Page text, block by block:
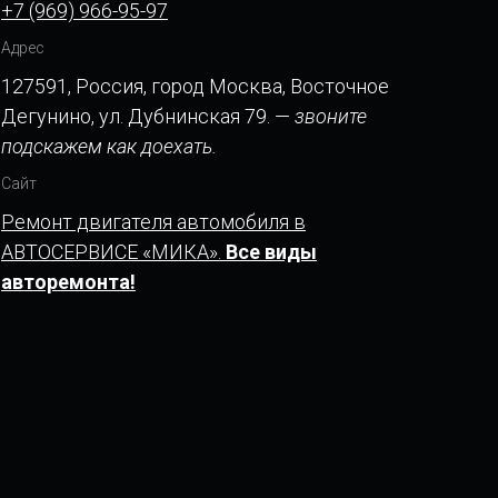
+7 (969) 966-95-97
Адрес
127591, Россия, город Москва, Восточное
Дегунино, ул. Дубнинская 79. — звоните
подскажем как доехать.
Сайт
Ремонт двигателя автомобиля в
АВТОСЕРВИСЕ «МИКА». Все виды
авторемонта!